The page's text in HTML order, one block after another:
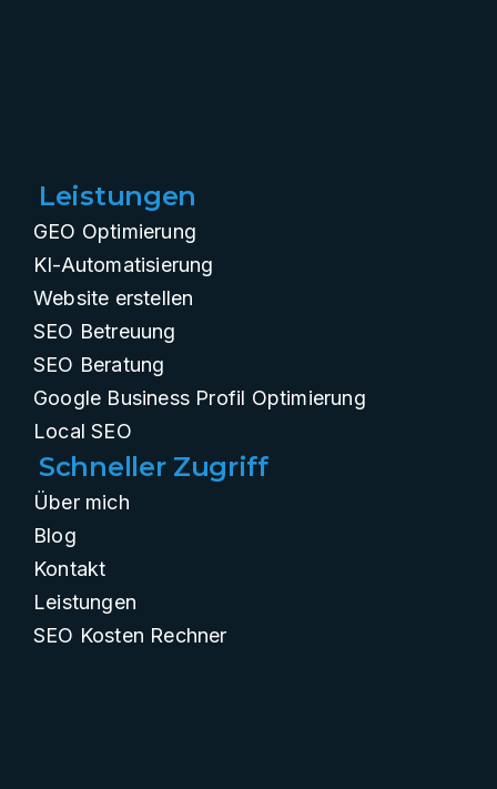
Leistungen
GEO Optimierung
KI-Automatisierung
Website erstellen
SEO Betreuung
SEO Beratung
Google Business Profil Optimierung
Local SEO
Schneller Zugriff
Über mich
Blog
Kontakt
Leistungen
SEO Kosten Rechner